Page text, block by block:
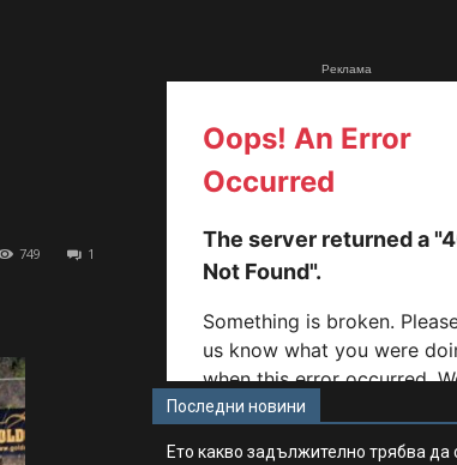
1
749
Реклама
Последни новини
Ето какво задължително трябва да